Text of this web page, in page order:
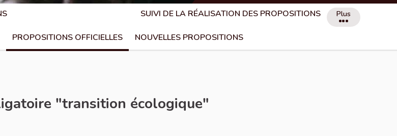
SUIVI DE LA RÉALISATION DES PROPOSITIONS
PROPOSITIONS OFFICIELLES NOUVELLES PROPOSITIONS
"transition écologique"